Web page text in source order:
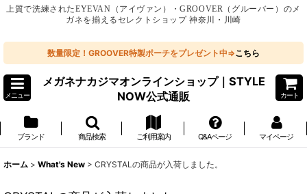
上質で洗練されたEYEVAN（アイヴァン）・GROOVER（グルーバー）のメ
ガネを揃えるセレクトショップ 神奈川・川崎
数量限定！GROOVER特製ポーチをプレゼント中⇒こちら
メニュー
メガネナカジマオンラインショップ｜STYLE
NOW公式通販
カート
ブランド 商品検索 ご利用案内 Q&Aページ マイページ
ホーム > What's New > CRYSTALの商品が入荷しました。